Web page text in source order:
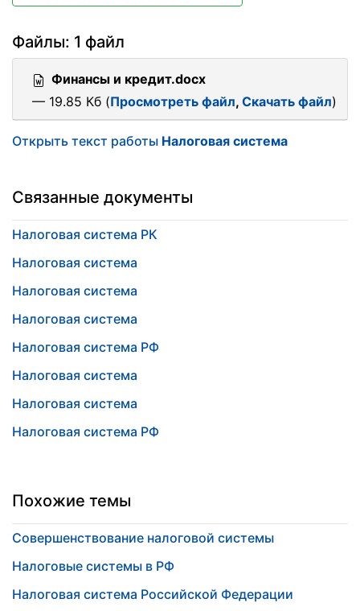
Файлы: 1 файл
Финансы и кредит.docx
— 19.85 Кб (Просмотреть файл, Скачать файл)
Открыть текст работы Налоговая система
Связанные документы
Налоговая система РК
Налоговая система
Налоговая система
Налоговая система
Налоговая система РФ
Налоговая система
Налоговая система
Налоговая система РФ
Похожие темы
Совершенствование налоговой системы
Налоговые системы в РФ
Налоговая система Российской Федерации